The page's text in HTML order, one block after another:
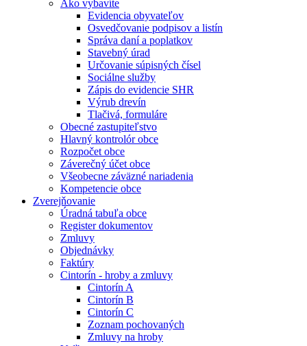
Ako vybavíte
Evidencia obyvateľov
Osvedčovanie podpisov a listín
Správa daní a poplatkov
Stavebný úrad
Určovanie súpisných čísel
Sociálne služby
Zápis do evidencie SHR
Výrub drevín
Tlačivá, formuláre
Obecné zastupiteľstvo
Hlavný kontrolór obce
Rozpočet obce
Záverečný účet obce
Všeobecne záväzné nariadenia
Kompetencie obce
Zverejňovanie
Úradná tabuľa obce
Register dokumentov
Zmluvy
Objednávky
Faktúry
Cintorín - hroby a zmluvy
Cintorín A
Cintorín B
Cintorín C
Zoznam pochovaných
Zmluvy na hroby